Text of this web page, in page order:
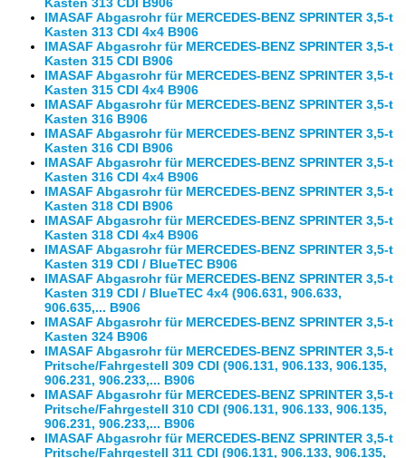
Kasten 313 CDI B906
IMASAF Abgasrohr für MERCEDES-BENZ SPRINTER 3,5-t
Kasten 313 CDI 4x4 B906
IMASAF Abgasrohr für MERCEDES-BENZ SPRINTER 3,5-t
Kasten 315 CDI B906
IMASAF Abgasrohr für MERCEDES-BENZ SPRINTER 3,5-t
Kasten 315 CDI 4x4 B906
IMASAF Abgasrohr für MERCEDES-BENZ SPRINTER 3,5-t
Kasten 316 B906
IMASAF Abgasrohr für MERCEDES-BENZ SPRINTER 3,5-t
Kasten 316 CDI B906
IMASAF Abgasrohr für MERCEDES-BENZ SPRINTER 3,5-t
Kasten 316 CDI 4x4 B906
IMASAF Abgasrohr für MERCEDES-BENZ SPRINTER 3,5-t
Kasten 318 CDI B906
IMASAF Abgasrohr für MERCEDES-BENZ SPRINTER 3,5-t
Kasten 318 CDI 4x4 B906
IMASAF Abgasrohr für MERCEDES-BENZ SPRINTER 3,5-t
Kasten 319 CDI / BlueTEC B906
IMASAF Abgasrohr für MERCEDES-BENZ SPRINTER 3,5-t
Kasten 319 CDI / BlueTEC 4x4 (906.631, 906.633,
906.635,... B906
IMASAF Abgasrohr für MERCEDES-BENZ SPRINTER 3,5-t
Kasten 324 B906
IMASAF Abgasrohr für MERCEDES-BENZ SPRINTER 3,5-t
Pritsche/Fahrgestell 309 CDI (906.131, 906.133, 906.135,
906.231, 906.233,... B906
IMASAF Abgasrohr für MERCEDES-BENZ SPRINTER 3,5-t
Pritsche/Fahrgestell 310 CDI (906.131, 906.133, 906.135,
906.231, 906.233,... B906
IMASAF Abgasrohr für MERCEDES-BENZ SPRINTER 3,5-t
Pritsche/Fahrgestell 311 CDI (906.131, 906.133, 906.135,